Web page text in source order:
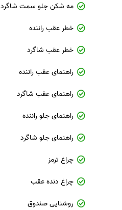
مه شکن جلو سمت شاگرد
خطر عقب راننده
خطر عقب شاگرد
راهنمای عقب راننده
راهنمای عقب شاگرد
راهنمای جلو راننده
راهنمای جلو شاگرد
چراغ ترمز
چراغ دنده عقب
روشنایی صندوق